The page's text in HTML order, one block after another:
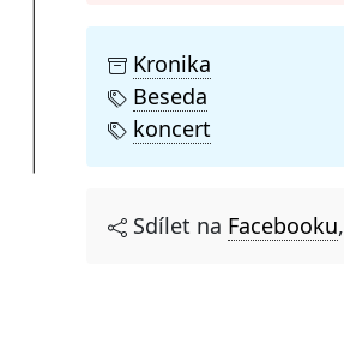
Kronika
Beseda
koncert
Sdílet na Facebooku,